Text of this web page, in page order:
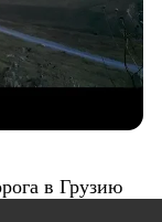
в Грузию